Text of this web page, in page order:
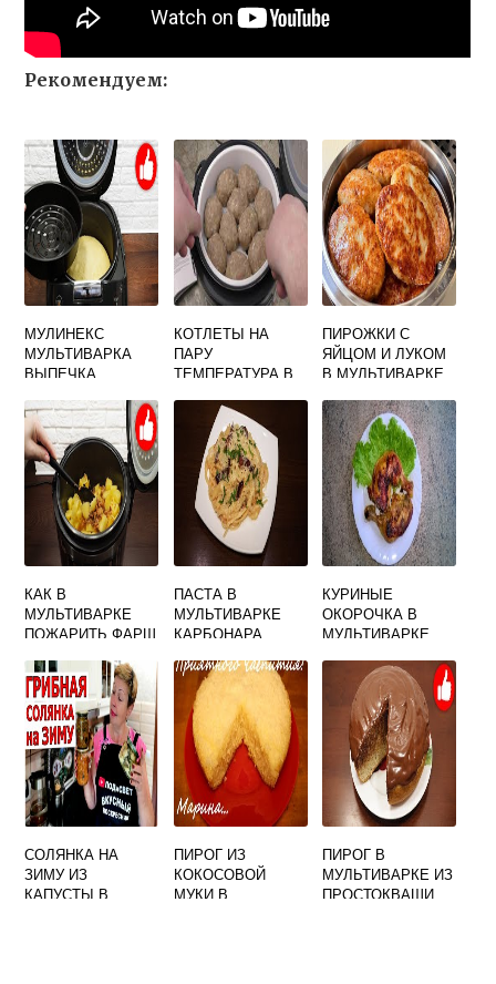
Рекомендуем:
МУЛИНЕКС
МУЛЬТИВАРКА
ВЫПЕЧКА
КОТЛЕТЫ НА
ПАРУ
ТЕМПЕРАТУРА В
ПИРОЖКИ С
ЯЙЦОМ И ЛУКОМ
В МУЛЬТИВАРКЕ
КАК В
МУЛЬТИВАРКЕ
ПОЖАРИТЬ ФАРШ
ПАСТА В
МУЛЬТИВАРКЕ
КАРБОНАРА
КУРИНЫЕ
ОКОРОЧКА В
МУЛЬТИВАРКЕ
СОЛЯНКА НА
ЗИМУ ИЗ
КАПУСТЫ В
ПИРОГ ИЗ
КОКОСОВОЙ
МУКИ В
ПИРОГ В
МУЛЬТИВАРКЕ ИЗ
ПРОСТОКВАШИ